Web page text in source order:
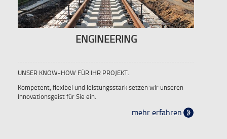
ENGINEERING
UNSER KNOW-HOW FÜR IHR PROJEKT.
Kompetent, flexibel und leistungsstark setzen wir unseren
Innovationsgeist für Sie ein.
mehr erfahren